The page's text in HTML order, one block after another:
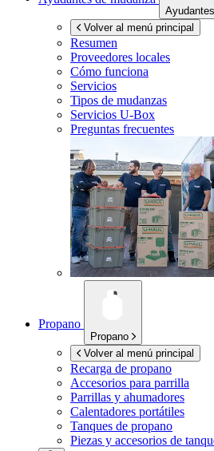
Volver al menú principal
Resumen
Proveedores locales
Cómo funciona
Servicios
Tipos de mudanzas
Servicios U-Box
Preguntas frecuentes
Propano
Propano
Volver al menú principal
Recarga de propano
Accesorios para parrilla
Parrillas y ahumadores
Calentadores portátiles
Tanques de propano
Piezas y accesorios de